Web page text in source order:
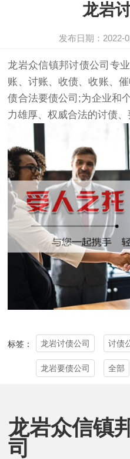
龙岩
发布日期：2022-
龙岩众信镇邦讨债公司 专
账、讨账、收债、收账、
债合法要债公司 ;为企业和
力雄厚、权威合法的讨债
标签： 龙岩讨债公司 讨债
龙岩要债公司 全部
龙岩众信镇
司